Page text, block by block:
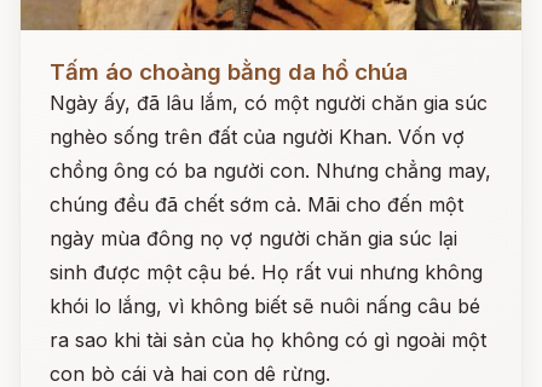
Đọc ngay
Tấm áo choàng bằng da hổ chúa
Ngày ấy, đã lâu lắm, có một người chăn gia súc
nghèo sống trên đất của người Khan. Vốn vợ
chồng ông có ba người con. Nhưng chẳng may,
chúng đều đã chết sớm cả. Mãi cho đến một
ngày mùa đông nọ vợ người chăn gia súc lại
sinh được một cậu bé. Họ rất vui nhưng không
khói lo lắng, vì không biết sẽ nuôi nấng câu bé
ra sao khi tài sản của họ không có gì ngoài một
con bò cái và hai con dê rừng.